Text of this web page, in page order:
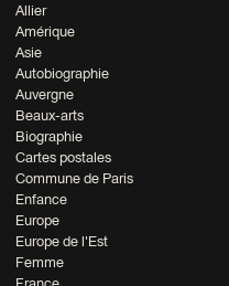
Allier
Amérique
Asie
Autobiographie
Auvergne
Beaux-arts
Biographie
Cartes postales
Commune de Paris
Enfance
Europe
Europe de l'Est
Femme